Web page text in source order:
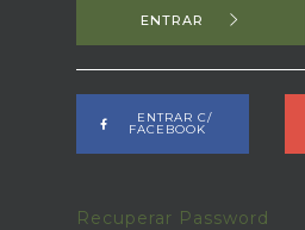
ENTRAR
ENTRAR C/
FACEBOOK
Recuperar Password